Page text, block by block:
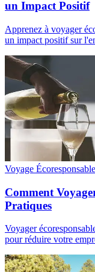
un Impact Positif
Apprenez à voyager
un impact positif sur
Voyage Écoresponsable
Comment
Pratiques
Voyager
pour réduire votre